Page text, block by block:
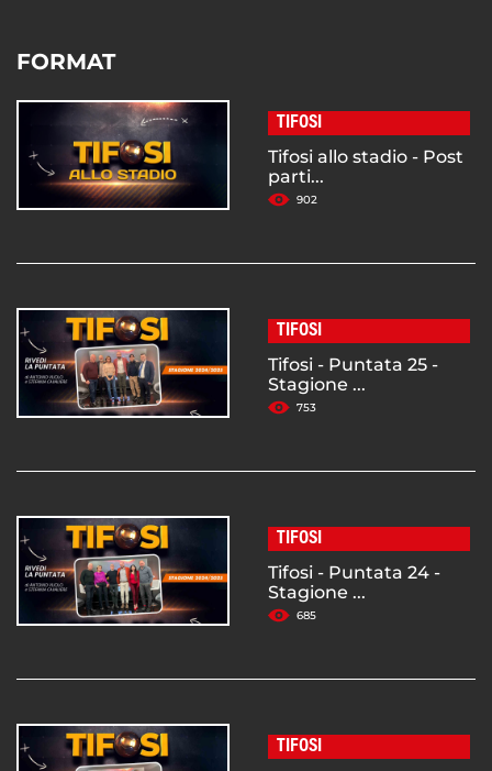
FORMAT
TIFOSI
Tifosi allo stadio - Post
parti...
902
TIFOSI
Tifosi - Puntata 25 -
Stagione ...
753
TIFOSI
Tifosi - Puntata 24 -
Stagione ...
685
TIFOSI